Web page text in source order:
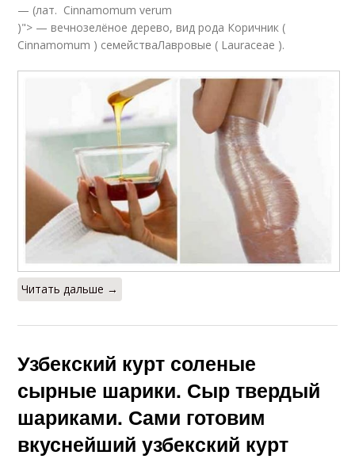
— (лат. Cinnamomum verum
)"> — вечнозелёное дерево, вид рода Коричник (
Cinnamomum ) семействаЛавровые ( Lauraceae ).
Читать дальше →
Узбекский курт соленые
сырные шарики. Сыр твердый
шариками. Сами готовим
вкуснейший узбекский курт